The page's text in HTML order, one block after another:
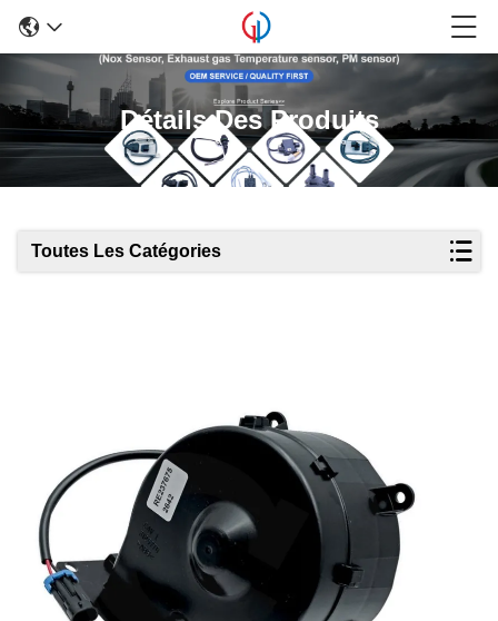
Détails Des Produits
Toutes Les Catégories